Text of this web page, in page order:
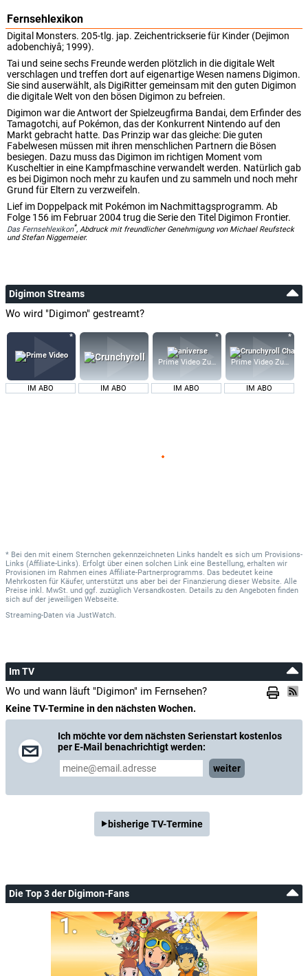
Fernsehlexikon
Digital Monsters. 205-tlg. jap. Zeichentrickserie für Kinder (Dejimon
adobenchiyâ; 1999).
Tai und seine sechs Freunde werden plötzlich in die digitale Welt
verschlagen und treffen dort auf eigenartige Wesen namens Digimon.
Sie sind auserwählt, als DigiRitter gemeinsam mit den guten Digimon
die digitale Welt von den bösen Digimon zu befreien.
Digimon war die Antwort der Spielzeugfirma Bandai, dem Erfinder des
Tamagotchi, auf Pokémon, das der Konkurrent Nintendo auf den
Markt gebracht hatte. Das Prinzip war das gleiche: Die guten
Fabelwesen müssen mit ihren menschlichen Partnern die Bösen
besiegen. Dazu muss das Digimon im richtigen Moment vom
Kuscheltier in eine Kampfmaschine verwandelt werden. Natürlich gab
es bei Digimon noch mehr zu kaufen und zu sammeln und noch mehr
Grund für Eltern zu verzweifeln.
Lief im Doppelpack mit Pokémon im Nachmittagsprogramm. Ab
Folge 156 im Februar 2004 trug die Serie den Titel Digimon Frontier.
Das Fernsehlexikon*, Abdruck mit freundlicher Genehmigung von Michael Reufsteck
und Stefan Niggemeier.
Digimon Streams
Wo wird "Digimon" gestreamt?
IM ABO IM ABO
Prime Video Zusatz-Kanäle
IM ABO
Prime Video Zusatz-
IM ABO
* Bei den mit einem Sternchen gekennzeichneten Links handelt es sich um Provisions-
Links (Affiliate-Links). Erfolgt über einen solchen Link eine Bestellung, erhalten wir
Provisionen im Rahmen eines Affiliate-Partnerprogramms. Das bedeutet keine
Mehrkosten für Käufer, unterstützt uns aber bei der Finanzierung dieser Website. Alle
Preise inkl. MwSt. und ggf. zuzüglich Versandkosten. Details zu den Angeboten finden
sich auf der jeweiligen Webseite.
Streaming-Daten via JustWatch.
Im TV
Wo und wann läuft "Digimon" im Fernsehen?
Keine TV-Termine in den nächsten Wochen.
Ich möchte vor dem nächsten Serienstart kostenlos
per E-Mail benachrichtigt werden:
weiter
bisherige TV-Termine
Die Top 3 der Digimon-Fans